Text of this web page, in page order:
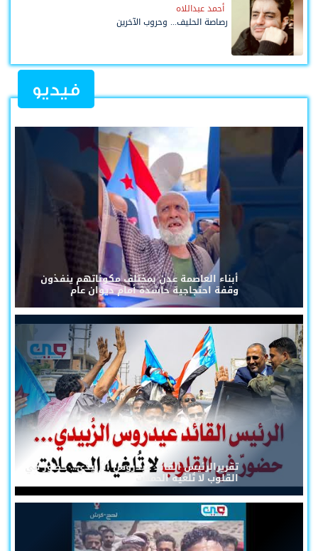
أحمد عبداللاه
رصاصة الحليف... وحروب الآخرين
فيديو
أبناء العاصمة عدن بمختلف مكوناتهم ينفذون
وقفة احتجاجية حاشدة أمام ديوان عام
تقريرالرئيس القائد عيدروس الزُبيدي... حضورٌ في
القلوب لا تُلغيه الحملات